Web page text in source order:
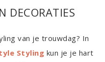
DECORATIES
van je trouwdag? In
Styling kun je je hart